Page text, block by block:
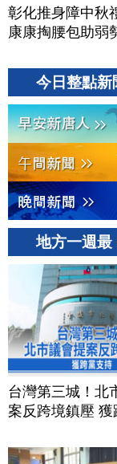
彰化推身障中秋
康康掏腰包助弱
今日整點新
地方一週最
台灣第三城！北
案反跨境鎮壓 獲